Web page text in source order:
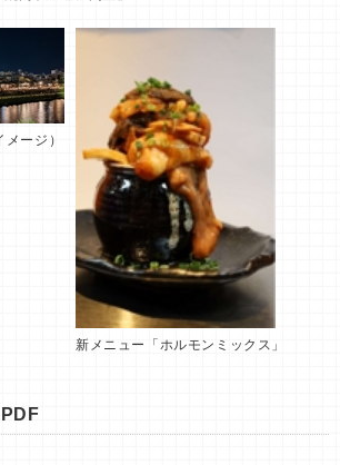
ージ）
新メニュー「ホルモンミックス」